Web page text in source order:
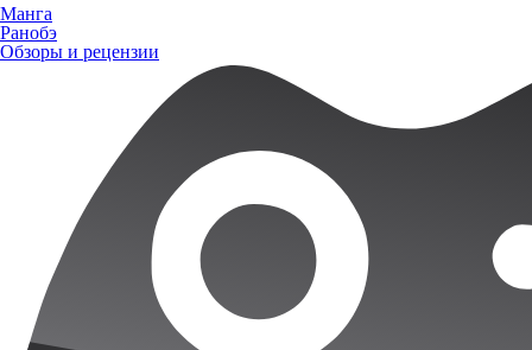
Манга
Ранобэ
Обзоры и рецензии